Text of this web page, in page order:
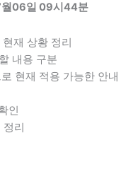
월06일 09시44분
재 상황 정리
내용 구분
현재 적용 가능한 안내
인
정리